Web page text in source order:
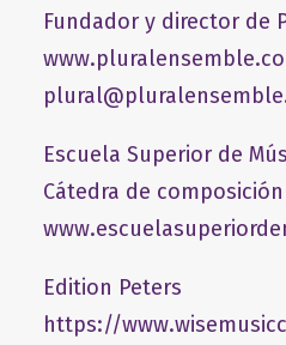
Fundador y director de
Escuela Superior de
Cátedra de composición
Edition Peters
https://